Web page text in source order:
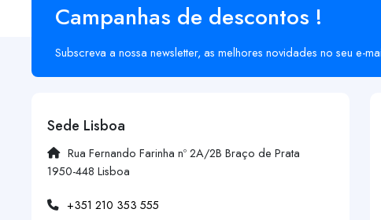
Campanhas de descontos !
Subscreva a nossa newsletter, as melhores novidades no seu e-
Sede Lisboa
Rua Fernando Farinha nº 2A/2B Braço de Prata
1950-448 Lisboa
+351 210 353 555